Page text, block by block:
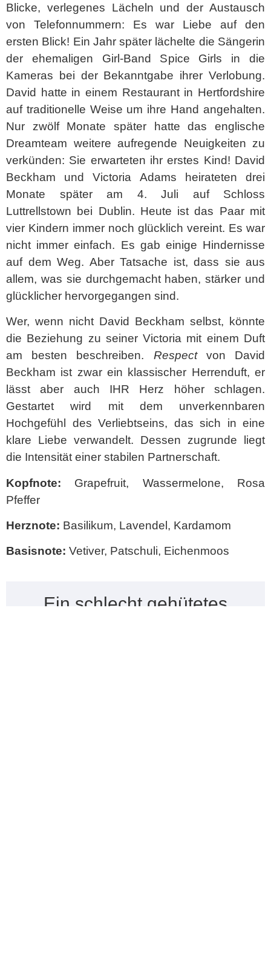
Blicke, verlegenes Lächeln und der Austausch
von Telefonnummern: Es war Liebe auf den
ersten Blick! Ein Jahr später lächelte die Sängerin
der ehemaligen Girl-Band Spice Girls in die
Kameras bei der Bekanntgabe ihrer Verlobung.
David hatte in einem Restaurant in Hertfordshire
auf traditionelle Weise um ihre Hand angehalten.
Nur zwölf Monate später hatte das englische
Dreamteam weitere aufregende Neuigkeiten zu
verkünden: Sie erwarteten ihr erstes Kind! David
Beckham und Victoria Adams heirateten drei
Monate später am 4. Juli auf Schloss
Luttrellstown bei Dublin. Heute ist das Paar mit
vier Kindern immer noch glücklich vereint. Es war
nicht immer einfach. Es gab einige Hindernisse
auf dem Weg. Aber Tatsache ist, dass sie aus
allem, was sie durchgemacht haben, stärker und
glücklicher hervorgegangen sind.
Wer, wenn nicht David Beckham selbst, könnte
die Beziehung zu seiner Victoria mit einem Duft
am besten beschreiben. Respectvon David
Beckham ist zwar ein klassischer Herrenduft, er
lässt aber auch IHR Herz höher schlagen.
Gestartet wird mit dem unverkennbaren
Hochgefühl des Verliebtseins, das sich in eine
klare Liebe verwandelt. Dessen zugrunde liegt
die Intensität einer stabilen Partnerschaft.
Kopfnote: Grapefruit, Wassermelone, Rosa
Pfeffer
Herznote: Basilikum, Lavendel, Kardamom
Basisnote: Vetiver, Patschuli, Eichenmoos
Ein schlecht gehütetes